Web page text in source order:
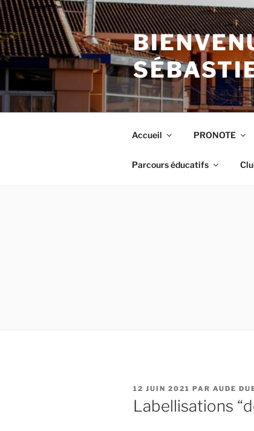
Aller
au
contenu
principal
Accueil PRONOTE
Parcours éducatifs
PUBLIÉ
LE
12 JUIN 2021 PAR AUDE
Labellisations